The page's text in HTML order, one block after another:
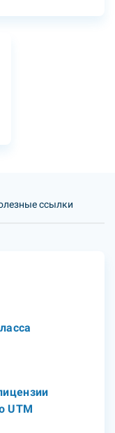
ссылки
UTM